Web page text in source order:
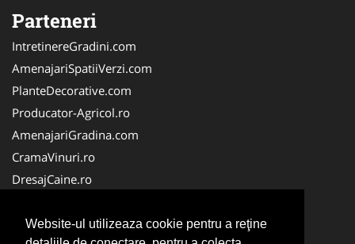
Website-ul utilizeaza cookie pentru a reţine
Parteneri
IntretinereGradini.com
AmenajariSpatiiVerzi.com
PlanteDecorative.com
Producator-Agricol.ro
AmenajariGradina.com
CramaVinuri.ro
DresajCaine.ro
Alpinist-Utilitar.com